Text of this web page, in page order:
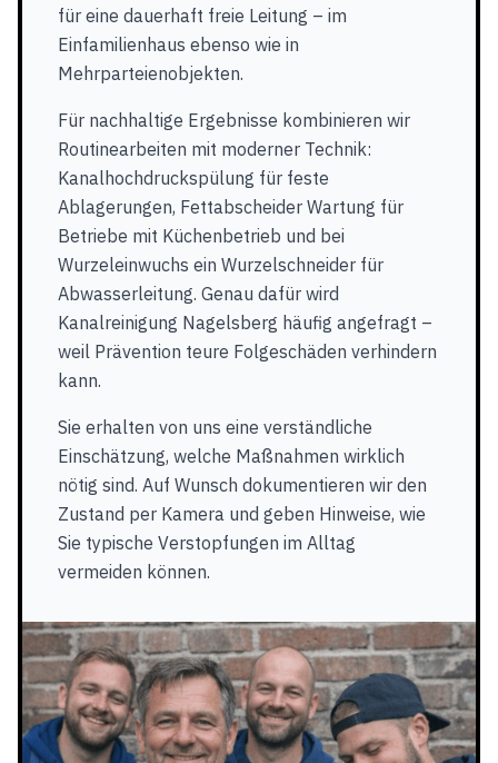
für eine dauerhaft freie Leitung – im
Einfamilienhaus ebenso wie in
Mehrparteienobjekten.
Für nachhaltige Ergebnisse kombinieren wir
Routinearbeiten mit moderner Technik:
Kanalhochdruckspülung für feste
Ablagerungen, Fettabscheider Wartung für
Betriebe mit Küchenbetrieb und bei
Wurzeleinwuchs ein Wurzelschneider für
Abwasserleitung. Genau dafür wird
Kanalreinigung Nagelsberg häufig angefragt –
weil Prävention teure Folgeschäden verhindern
kann.
Sie erhalten von uns eine verständliche
Einschätzung, welche Maßnahmen wirklich
nötig sind. Auf Wunsch dokumentieren wir den
Zustand per Kamera und geben Hinweise, wie
Sie typische Verstopfungen im Alltag
vermeiden können.